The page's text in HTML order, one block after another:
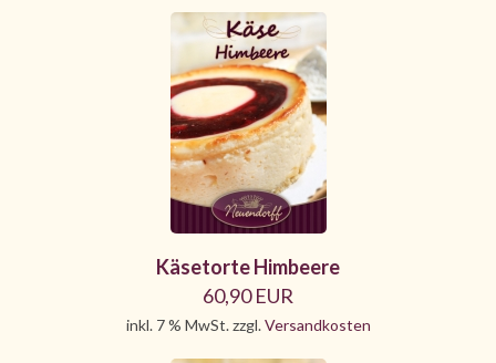
Käsetorte Himbeere
60,90 EUR
inkl. 7 % MwSt. zzgl.Versandkosten